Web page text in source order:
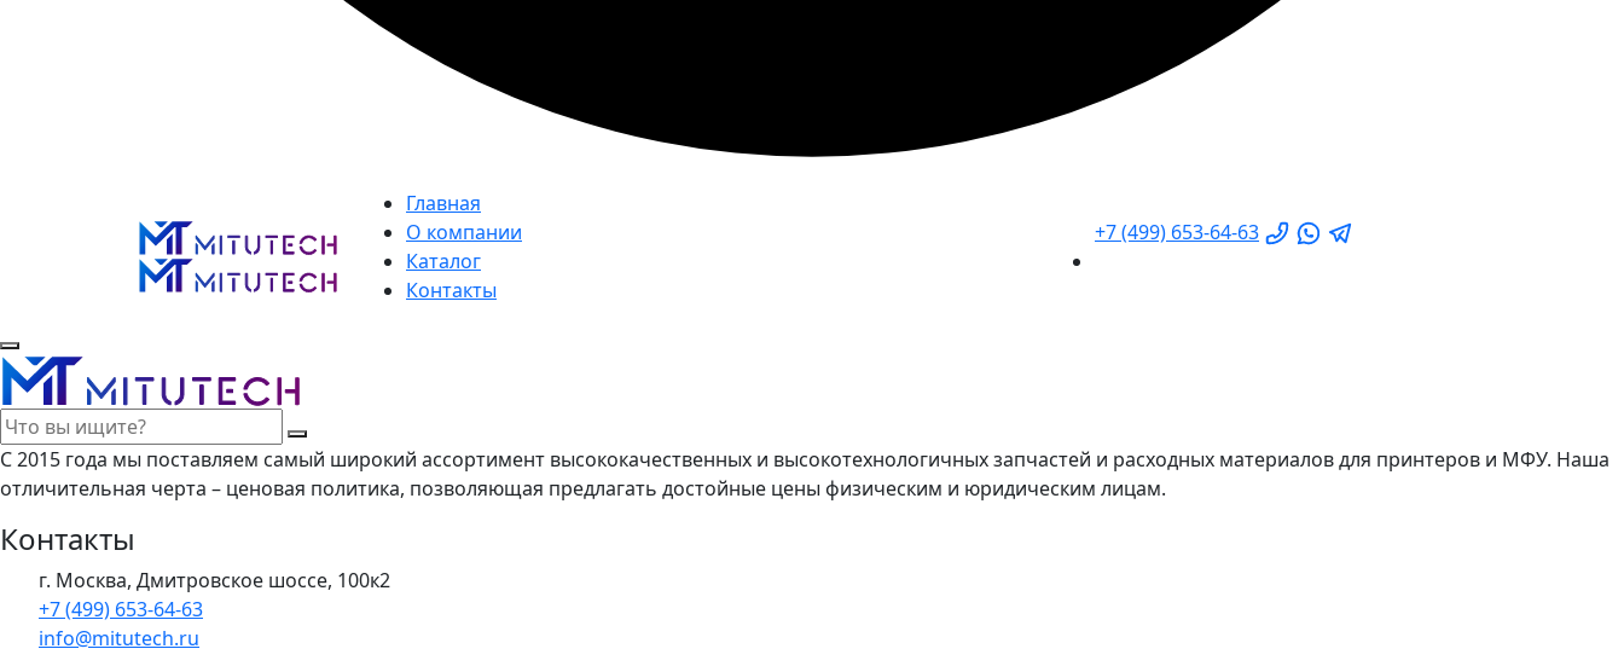
Главная
О компании
Каталог
Контакты
+7 (499) 653-64-63
С 2015 года мы поставляем самый широкий ассортимент высококачественных и высокотехнологичных запчастей и расходных материалов для принтеров и МФУ. Наша
отличительная черта – ценовая политика, позволяющая предлагать достойные цены физическим и юридическим лицам.
Контакты
г. Москва, Дмитровское шоссе, 100к2
+7 (499) 653-64-63
info@mitutech.ru